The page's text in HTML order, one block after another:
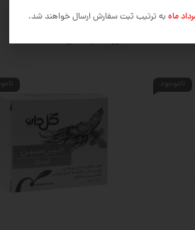
ناموجود
به ترتیب ثبت سفارش ارسال خواهند شد.